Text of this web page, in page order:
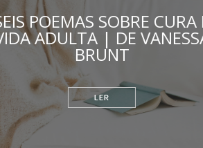
POEMAS SOBRE CURA E
ADULTA | DE VANESSA
BRUNT